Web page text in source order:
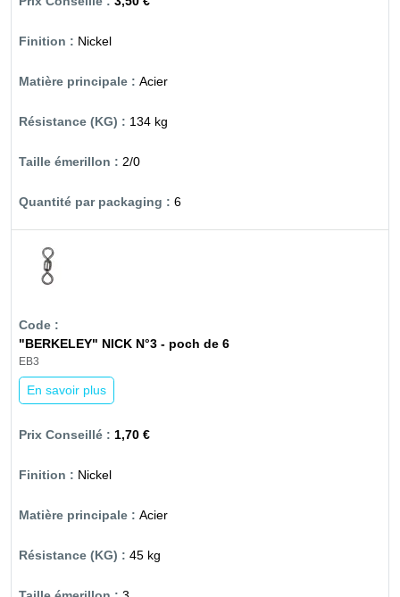
Nickel
Acier
134 kg
2/0
6
"BERKELEY" NICK N°3 - poch de 6
EB3
En savoir plus
1,70 €
Nickel
Acier
45 kg